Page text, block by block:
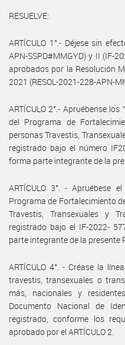
RESUELVE:
ARTÍCULO 1°.- Déjese sin
APN-SSPD#MMGYD) y II (IF-
aprobados por la Resolución
2021 (RESOL-2021-228-APN-
ARTÍCULO 2°.- Apruébense
del Programa de
personas Travestis,
registrado bajo el número
forma parte integrante de la
ARTÍCULO 3°. - Apruébese
Programa de Fortalecimiento
Travestis, Transexuales y
registrado bajo el IF-2022-
parte integrante de la presente
ARTÍCULO 4°. - Créase la
travestis, transexuales o
más, nacionales y
Documento Nacional de
registrado, conforme los
aprobado por el ARTÍCULO 2.